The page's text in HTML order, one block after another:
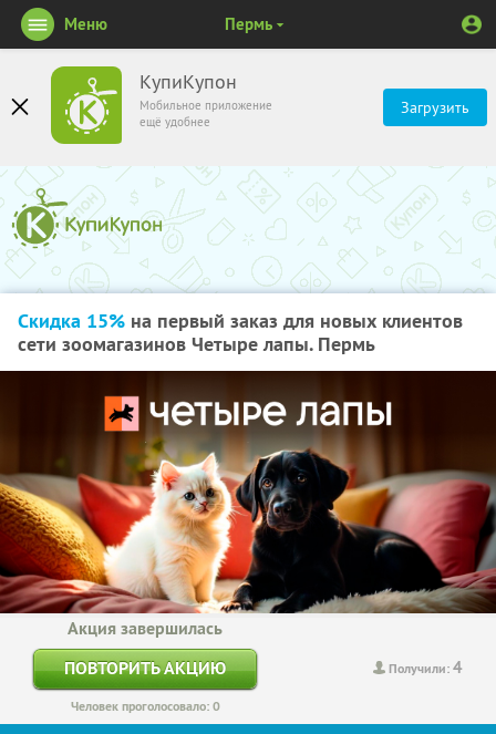
КупиКупон
Мобильное приложение
ещё удобнее
Загрузить
Меню Пермь
Скидка 15% на первый заказ для новых клиентов
сети зоомагазинов Четыре лапы. Пермь
Получили:4
Акция завершилась
ПОВТОРИТЬ АКЦИЮ
Человек проголосовало: 0